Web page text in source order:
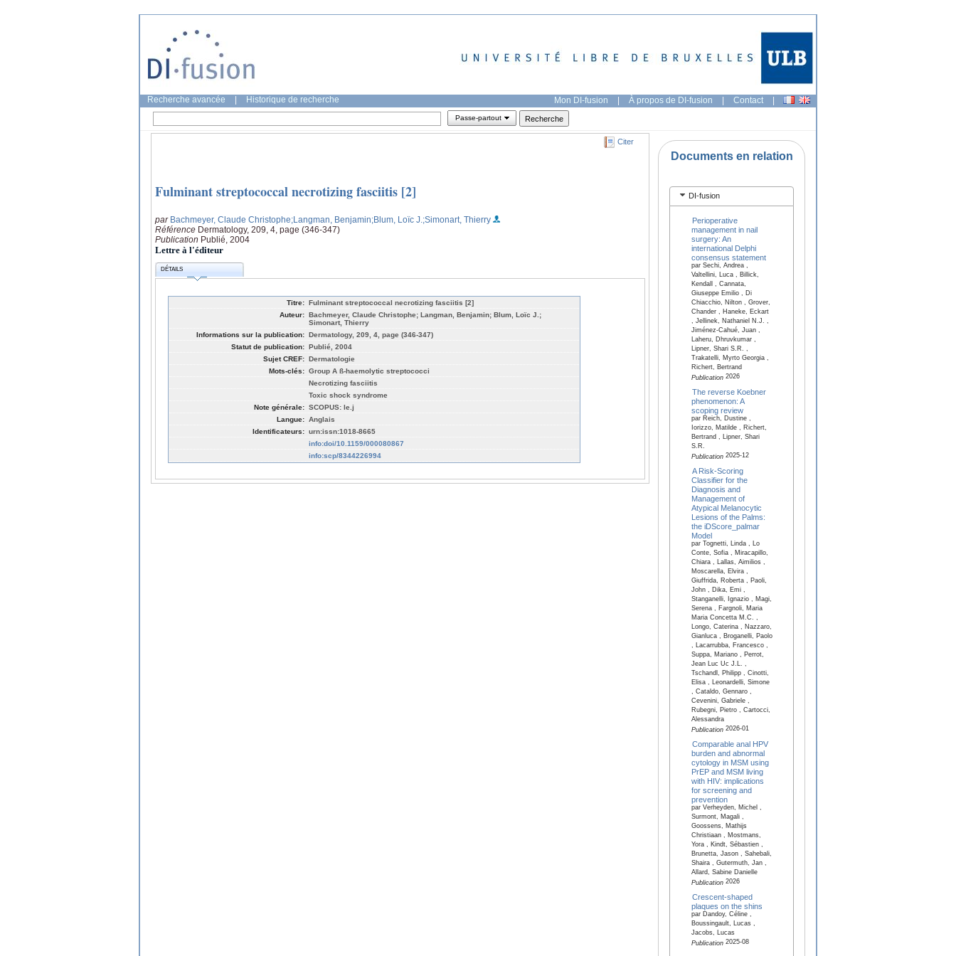
Recherche avancée Historique de recherche Mon DI-fusion | À propos de DI-fusion | Contact |
Passe-partout
Citer
Fulminant streptococcal necrotizing fasciitis [2]
par Bachmeyer, Claude Christophe;Langman, Benjamin;Blum, Loïc J. ;Simonart, Thierry
Référence Dermatology, 209, 4, page (346-347)
Publication Publié, 2004
Lettre à l'éditeur
DÉTAILS
Titre: Fulminant streptococcal necrotizing fasciitis [2]
Auteur: Bachmeyer, Claude Christophe; Langman, Benjamin; Blum, Loïc J.;
Simonart, Thierry
Informations sur la publication: Dermatology, 209, 4, page (346-347)
Statut de publication: Publié, 2004
Sujet CREF: Dermatologie
Mots-clés: Group A ß-haemolytic streptococci
Necrotizing fasciitis
Toxic shock syndrome
Note générale: SCOPUS: le.j
Langue: Anglais
Identificateurs: urn:issn:1018-8665
info:doi/10.1159/000080867
info:scp/8344226994
Documents en relation
DI-fusion
Perioperative
management in nail
surgery: An
international Delphi
consensus statement
par Sechi, Andrea ,
Valtellini, Luca , Billick,
Kendall , Cannata,
Giuseppe Emilio , Di
Chiacchio, Nilton , Grover,
Chander , Haneke, Eckart
, Jellinek, Nathaniel N.J. ,
Jiménez-Cahué, Juan ,
Laheru, Dhruvkumar ,
Lipner, Shari S.R. ,
Trakatelli, Myrto Georgia ,
Richert, Bertrand
Publication2026
The reverse Koebner
phenomenon: A
scoping review
par Reich, Dustine ,
Iorizzo, Matilde , Richert,
Bertrand , Lipner, Shari
S.R.
Publication2025-12
A Risk-Scoring
Classifier for the
Diagnosis and
Management of
Atypical Melanocytic
Lesions of the Palms:
the iDScore_palmar
Model
par Tognetti, Linda , Lo
Conte, Sofia , Miracapillo,
Chiara , Lallas, Aimilios ,
Moscarella, Elvira ,
Giuffrida, Roberta , Paoli,
John , Dika, Emi ,
Stanganelli, Ignazio , Magi,
Serena , Fargnoli, Maria
Maria Concetta M.C. ,
Longo, Caterina , Nazzaro,
Gianluca , Broganelli, Paolo
, Lacarrubba, Francesco ,
Suppa, Mariano , Perrot,
Jean Luc Uc J.L. ,
Tschandl, Philipp , Cinotti,
Elisa , Leonardelli, Simone
, Cataldo, Gennaro ,
Cevenini, Gabriele ,
Rubegni, Pietro , Cartocci,
Alessandra
Publication2026-01
Comparable anal HPV
burden and abnormal
cytology in MSM using
PrEP and MSM living
with HIV: implications
for screening and
prevention
par Verheyden, Michel ,
Surmont, Magali ,
Goossens, Mathijs
Christiaan , Mostmans,
Yora , Kindt, Sébastien ,
Brunetta, Jason , Sahebali,
Shaira , Gutermuth, Jan ,
Allard, Sabine Danielle
Publication2026
Crescent-shaped
plaques on the shins
par Dandoy, Céline ,
Boussingault, Lucas ,
Jacobs, Lucas
Publication2025-08